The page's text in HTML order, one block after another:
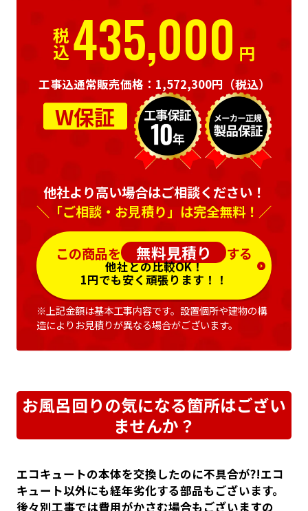
W保証
税込435,000 円
工事込通常販売価格：1,572,300円 （税込）
他社より高い場合はご相談ください！
＼「ご相談・お見積り」は完全無料！／
この商品を 無料見積り する
他社との比較OK！
1円でも安く頑張ります！！
※上記金額は基本工事内容です。設置個所や建物の構
造によりお見積りが異なる場合がございます。
お風呂回りの気になる箇所はござい
ませんか？
エコキュートの本体を交換したのに不具合が?!エコ
キュート以外にも経年劣化する部品もございます。
後々別工事では費用がかさむ場合もございますの